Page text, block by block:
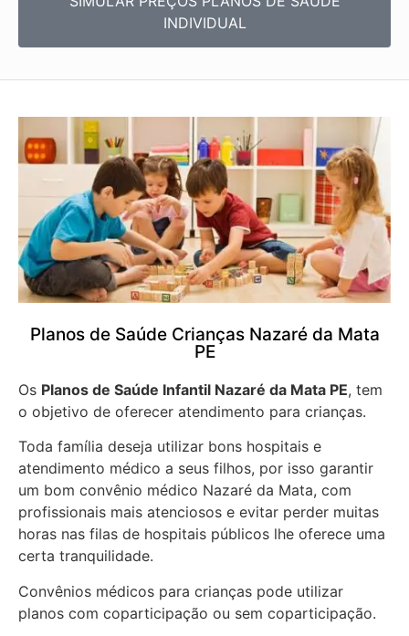
INDIVIDUAL
Planos de Saúde Crianças Nazaré da Mata
PE
Os Planos de Saúde Infantil Nazaré da Mata PE, tem
o objetivo de oferecer atendimento para crianças.
Toda família deseja utilizar bons hospitais e
atendimento médico a seus filhos, por isso garantir
um bom convênio médico Nazaré da Mata, com
profissionais mais atenciosos e evitar perder muitas
horas nas filas de hospitais públicos lhe oferece uma
certa tranquilidade.
Convênios médicos para crianças pode utilizar
planos com coparticipação ou sem coparticipação.